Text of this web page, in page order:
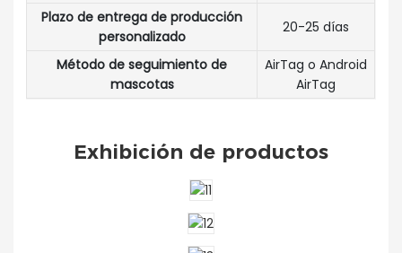
Plazo de entrega de producción
personalizado
20-25 días
Método de seguimiento de
mascotas
AirTag o Android
AirTag
Exhibición de productos